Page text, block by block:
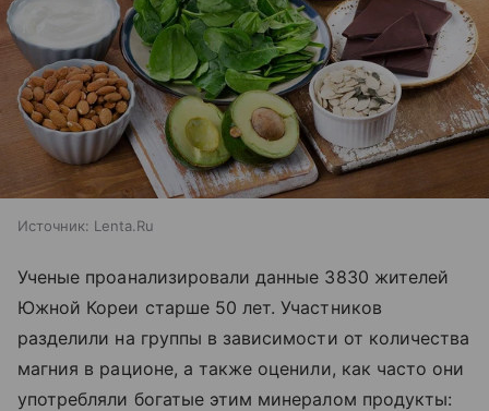
Источник: Lenta.Ru
Ученые проанализировали данные 3830 жителей
Южной Кореи старше 50 лет. Участников
разделили на группы в зависимости от количества
магния в рационе, а также оценили, как часто они
употребляли богатые этим минералом продукты: